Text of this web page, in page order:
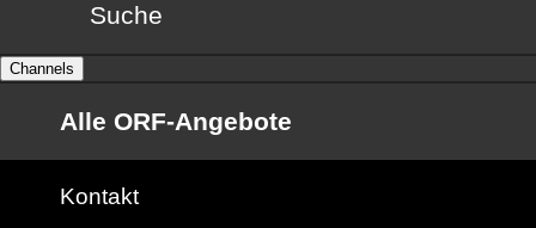
Suche
Channels
Alle ORF-Angebote
Kontakt